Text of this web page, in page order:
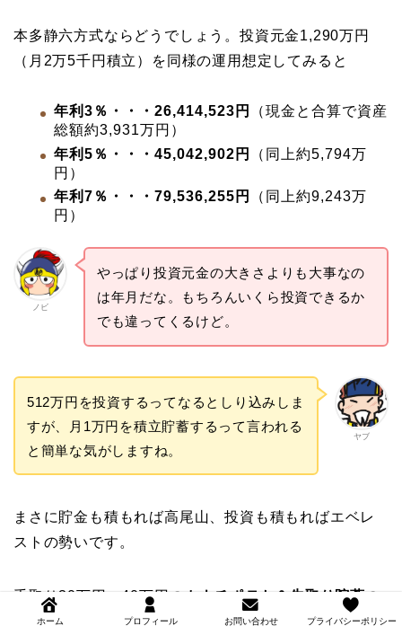
本多静六方式ならどうでしょう。投資元金1,290万円
（月2万5千円積立）を同様の運用想定してみると
年利3％・・・26,414,523円
（現金と合算で資産
総額約3,931万円）
年利5％・・・45,042,902円
（同上約5,794万
円）
年利7％・・・79,536,255円
（同上約9,243万
円）
ノビ
やっぱり投資元金の大きさよりも大事なの
は年月だな。もちろんいくら投資できるか
でも違ってくるけど。
ヤブ
512万円を投資するってなるとしり込みしま
すが、月1万円を積立貯蓄するって言われる
と簡単な気がしますね。
まさに貯金も積もれば高尾山、投資も積もればエベレ
ストの勢いです。
手取り30万円、40万円の カウチポテト＆先取り貯蓄 の
シミュレーション結果はこちらです。
ホーム プロフィール お問い合わせ プライバシーポリシー